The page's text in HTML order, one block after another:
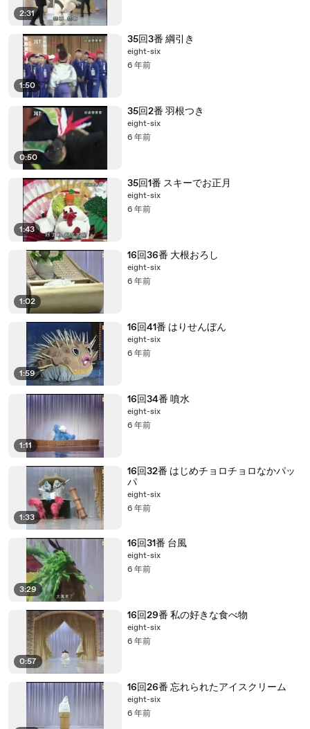
2:31
1:50
35回3番 綱引き
eight-six
6 年前
0:50
35回2番 羽根つき
eight-six
6 年前
1:43
35回1番 スキーでお正月
eight-six
6 年前
1:02
16回36番 大根おろし
eight-six
6 年前
1:59
16回41番 はりせんぼん
eight-six
6 年前
1:11
16回34番 噴水
eight-six
6 年前
1:33
16回32番 はじめチョロチョロなかパッ
パ
eight-six
6 年前
3:29
16回31番 台風
eight-six
6 年前
0:57
16回29番 私の好きな食べ物
eight-six
6 年前
16回26番 忘れられたアイスクリーム
eight-six
6 年前